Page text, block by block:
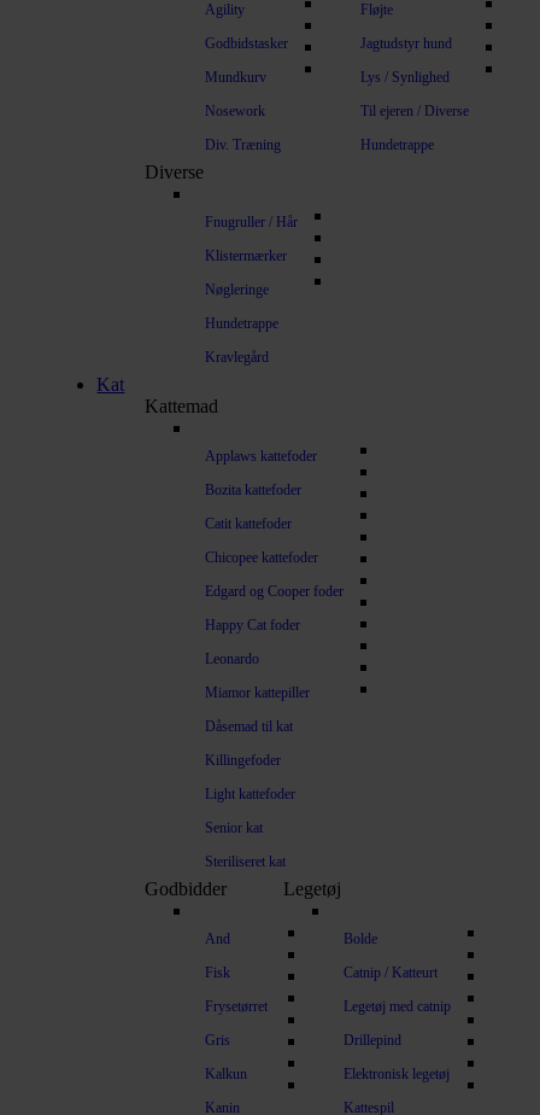
Agility
Godbidstasker
Mundkurv
Nosework
Div. Træning
Fløjte
Jagtudstyr hund
Lys / Synlighed
Til ejeren / Diverse
Hundetrappe
Diverse
Fnugruller / Hår
Klistermærker
Nøgleringe
Hundetrappe
Kravlegård
Kat
Kattemad
Applaws kattefoder
Bozita kattefoder
Catit kattefoder
Chicopee kattefoder
Edgard og Cooper foder
Happy Cat foder
Leonardo
Miamor kattepiller
Dåsemad til kat
Killingefoder
Light kattefoder
Senior kat
Steriliseret kat
Godbidder
And
Fisk
Frysetørret
Gris
Kalkun
Kanin
Legetøj
Bolde
Catnip / Katteurt
Legetøj med catnip
Drillepind
Elektronisk legetøj
Kattespil